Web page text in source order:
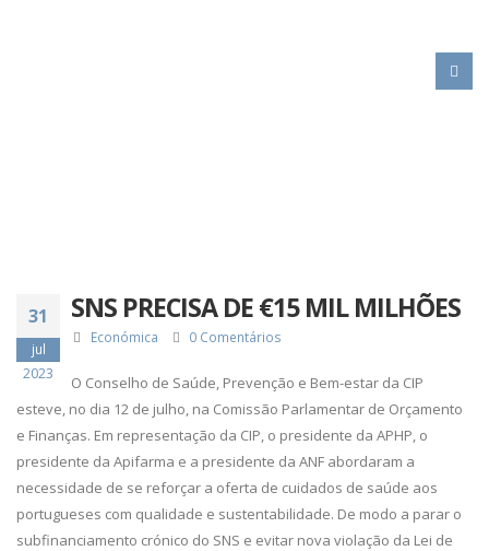
31
jul
2023
SNS PRECISA DE €15 MIL MILHÕES
Económica 0 Comentários
O Conselho de Saúde, Prevenção e Bem-estar da CIP
esteve, no dia 12 de julho, na Comissão Parlamentar de Orçamento
e Finanças. Em representação da CIP, o presidente da APHP, o
presidente da Apifarma e a presidente da ANF abordaram a
necessidade de se reforçar a oferta de cuidados de saúde aos
portugueses com qualidade e sustentabilidade. De modo a parar o
subfinanciamento crónico do SNS e evitar nova violação da Lei de